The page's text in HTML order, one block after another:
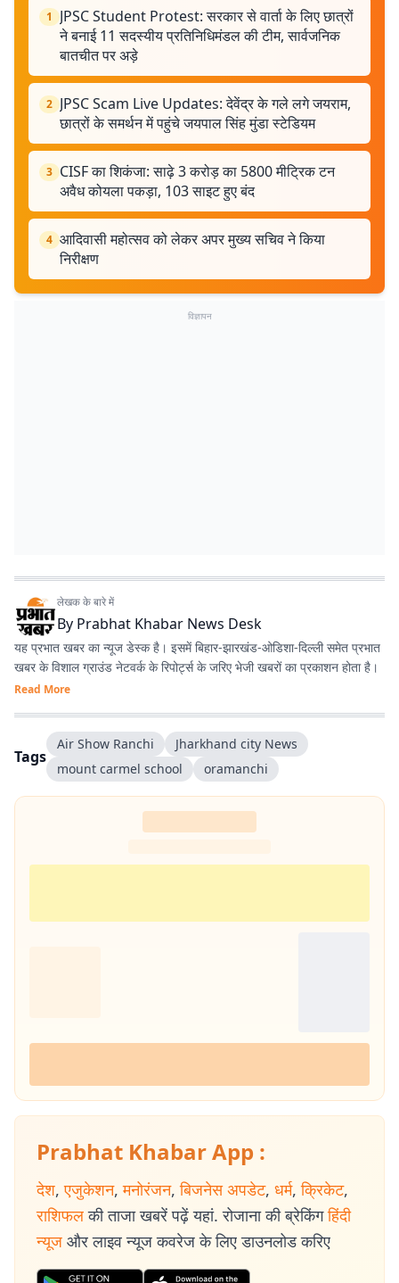
1
JPSC Student Protest: सरकार से वार्ता के लिए छात्रों
ने बनाई 11 सदस्यीय प्रतिनिधिमंडल की टीम, सार्वजनिक
बातचीत पर अड़े
2 JPSC Scam Live Updates: देवेंद्र के गले लगे जयराम,
छात्रों के समर्थन में पहुंचे जयपाल सिंह मुंडा स्टेडियम
3 CISF का शिकंजा: साढ़े 3 करोड़ का 5800 मीट्रिक टन
अवैध कोयला पकड़ा, 103 साइट हुए बंद
4 आदिवासी महोत्सव को लेकर अपर मुख्य सचिव ने किया
निरीक्षण
विज्ञापन
लेखक के बारे में
By Prabhat Khabar News Desk
यह प्रभात खबर का न्यूज डेस्क है। इसमें बिहार-झारखंड-ओडिशा-दिल्‍ली समेत प्रभात
खबर के विशाल ग्राउंड नेटवर्क के रिपोर्ट्स के जरिए भेजी खबरों का प्रकाशन होता है।
Read More
Tags
Air Show Ranchi
Jharkhand city News
mount carmel school
oramanchi
Prabhat Khabar App :
देश, एजुकेशन, मनोरंजन, बिजनेस अपडेट, धर्म, क्रिकेट,
राशिफल की ताजा खबरें पढ़ें यहां. रोजाना की ब्रेकिंग हिंदी
न्यूज और लाइव न्यूज कवरेज के लिए डाउनलोड करिए